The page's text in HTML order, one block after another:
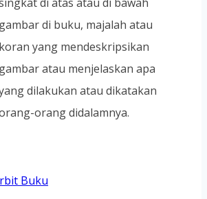
gambar di buku, majalah atau
koran yang mendeskripsikan
gambar atau menjelaskan apa
dilakukan atau dikatakan
orang didalamnya.
Buku